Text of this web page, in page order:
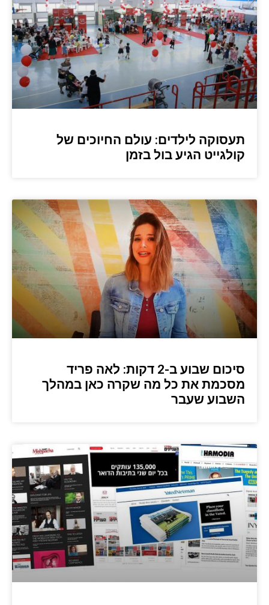
תעסוקה לילדים: עולם החיוכים של
קולגייט הגיע בול בזמן
סיכום שבוע ב-2 דקות: לאה פריד
מסכמת את כל מה שקרה כאן במהלך
השבוע שעבר